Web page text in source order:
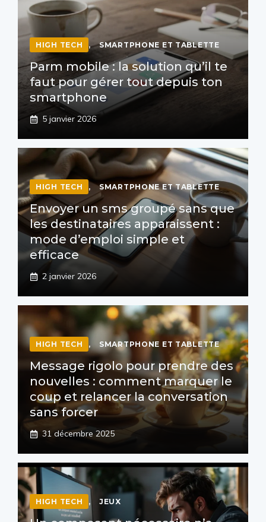
HIGH TECH , SMARTPHONE ET TABLETTE
Parm mobile : la solution qu’il te
faut pour gérer tout depuis ton
smartphone
5 janvier 2026
HIGH TECH , SMARTPHONE ET TABLETTE
Envoyer un sms groupé sans que
les destinataires apparaissent :
mode d’emploi simple et
efficace
2 janvier 2026
HIGH TECH , SMARTPHONE ET TABLETTE
Message rigolo pour prendre des
nouvelles : comment marquer le
coup et relancer la conversation
sans forcer
31 décembre 2025
HIGH TECH , JEUX